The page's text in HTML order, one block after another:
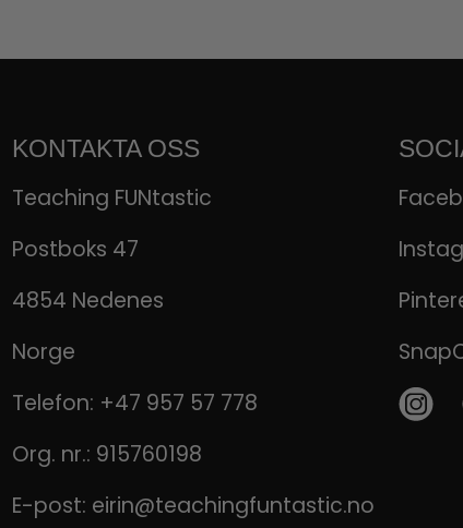
KONTAKTA OSS
Teaching FUNtastic
Postboks 47
4854 Nedenes
Norge
Telefon: +47 957 57 778
Org. nr.: 915760198
E-post: eirin@teachingfuntastic.no